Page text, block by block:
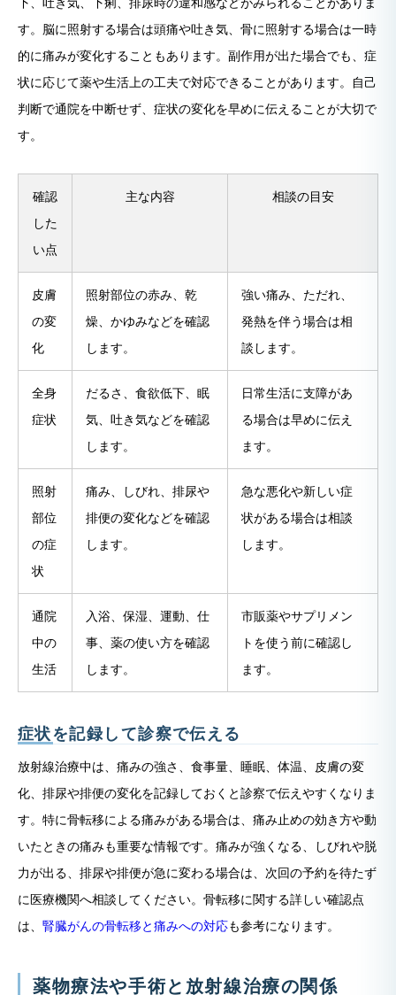
す。脳に照射する場合は頭痛や吐き気、骨に照射する場合は一時
的に痛みが変化することもあります。副作用が出た場合でも、症
状に応じて薬や生活上の工夫で対応できることがあります。自己
判断で通院を中断せず、症状の変化を早めに伝えることが大切で
す。
確認
した
い点
主な内容 相談の目安
皮膚
の変
化
照射部位の赤み、乾
燥、かゆみなどを確認
します。
強い痛み、ただれ、
発熱を伴う場合は相
談します。
全身
症状
だるさ、食欲低下、眠
気、吐き気などを確認
します。
日常生活に支障があ
る場合は早めに伝え
ます。
照射
部位
の症
状
痛み、しびれ、排尿や
排便の変化などを確認
します。
急な悪化や新しい症
状がある場合は相談
します。
通院
中の
生活
入浴、保湿、運動、仕
事、薬の使い方を確認
します。
市販薬やサプリメン
トを使う前に確認し
ます。
症状を記録して診察で伝える
放射線治療中は、痛みの強さ、食事量、睡眠、体温、皮膚の変
化、排尿や排便の変化を記録しておくと診察で伝えやすくなりま
す。特に骨転移による痛みがある場合は、痛み止めの効き方や動
いたときの痛みも重要な情報です。痛みが強くなる、しびれや脱
力が出る、排尿や排便が急に変わる場合は、次回の予約を待たず
に医療機関へ相談してください。骨転移に関する詳しい確認点
は、 腎臓がんの骨転移と痛みへの対応も参考になります。
薬物療法や手術と放射線治療の関係